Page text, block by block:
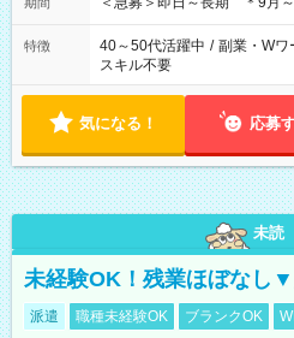
特徴 40～50代活躍中 / 副業・Wワ
スキル不要
気になる！ 応募
未読
未経験OK！残業ほぼなし
派遣 職種未経験OK ブランクOK